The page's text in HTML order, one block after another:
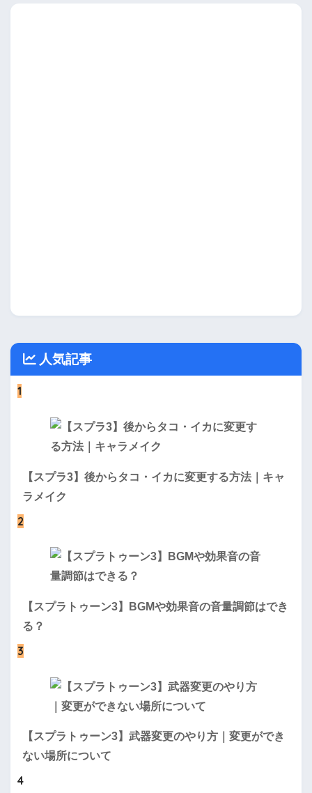
人気記事
1
【スプラ3】後からタコ・イカに変更する方法｜キャ
ラメイク
2
【スプラトゥーン3】BGMや効果音の音量調節はでき
る？
3
【スプラトゥーン3】武器変更のやり方｜変更ができ
ない場所について
4